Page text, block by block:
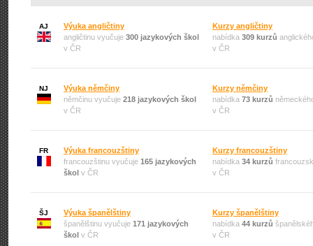
AJ
Výuka angličtiny
angličtinu vyučuje 300 jazykových škol
v ČR
Kurzy angličtiny
nabídka 309 kurzů
v ČR
NJ
Výuka němčiny
němčinu vyučuje 218 jazykových škol
v ČR
Kurzy němčiny
nabídka 73 kurzů
v ČR
FR
Výuka francouzštiny
francouzštinu vyučuje 165 jazykových
škol v ČR
Kurzy francouzštiny
nabídka 34 kurzů
v ČR
ŠJ
Výuka španělštiny
španělštinu vyučuje 171 jazykových
škol v ČR
Kurzy španělštiny
nabídka 44 kurzů
v ČR